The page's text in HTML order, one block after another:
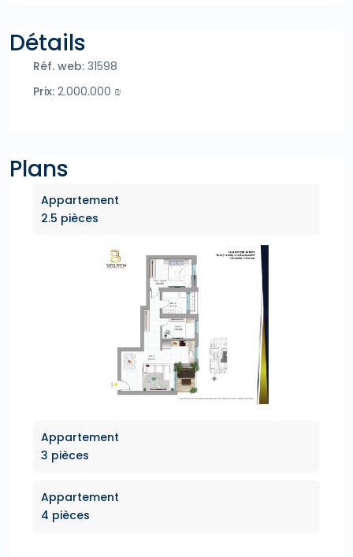
Détails
Réf. web: 31598
Prix: 2.000.000 ₪
Plans
Appartement
2.5 pièces
Appartement
3 pièces
Appartement
4 pièces